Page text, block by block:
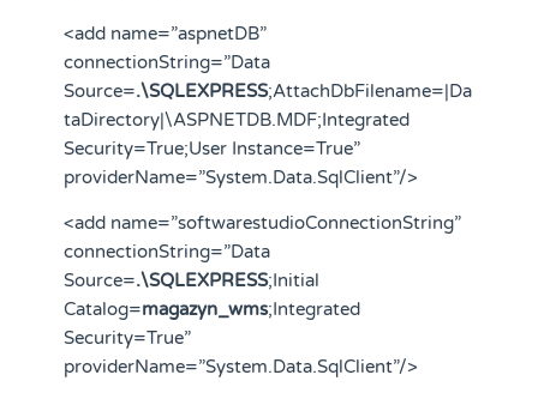
<add name=”aspnetDB”
connectionString=”Data
Source=.\SQLEXPRESS;AttachDbFilename=|Da
taDirectory|\ASPNETDB.MDF;Integrated
Security=True;User Instance=True”
providerName=”System.Data.SqlClient”/>
<add name=”softwarestudioConnectionString”
connectionString=”Data
Source=.\SQLEXPRESS;Initial
Catalog=magazyn_wms;Integrated
Security=True”
providerName=”System.Data.SqlClient”/>